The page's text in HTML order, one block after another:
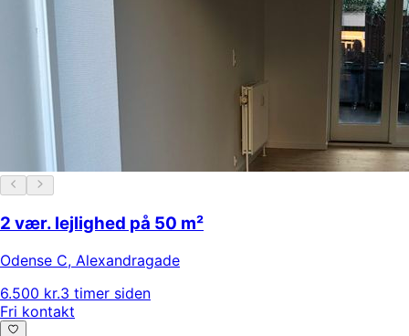
2 vær. lejlighed på 50 m²
Odense C, Alexandragade
6.500 kr.3 timer siden
Fri kontakt